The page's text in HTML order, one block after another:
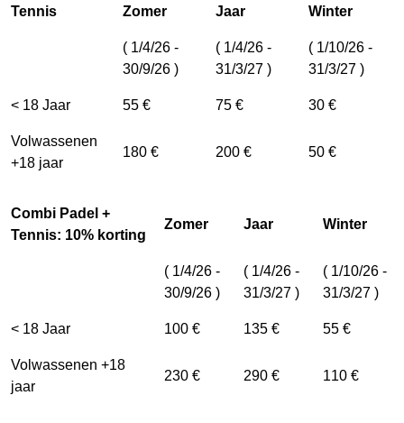
Tennis Zomer Jaar Winter
( 1/4/26 -
30/9/26 )
( 1/4/26 -
31/3/27 )
( 1/10/26 -
31/3/27 )
< 18 Jaar 55 € 75 € 30 €
Volwassenen
+18 jaar
180 € 200 € 50 €
Combi Padel +
Tennis: 10% korting
Zomer Jaar Winter
( 1/4/26 -
30/9/26 )
( 1/4/26 -
31/3/27 )
( 1/10/26 -
31/3/27 )
< 18 Jaar 100 € 135 € 55 €
Volwassenen +18
jaar
230 € 290 € 110 €